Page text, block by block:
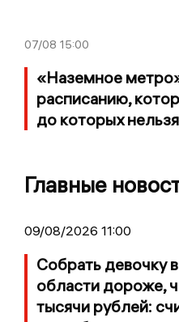
07/08 15:00
«Наземное
расписанию,
до которых
Главные
09/08/2026 11:00
Собрать девочку
области дороже,
тысячи рублей: